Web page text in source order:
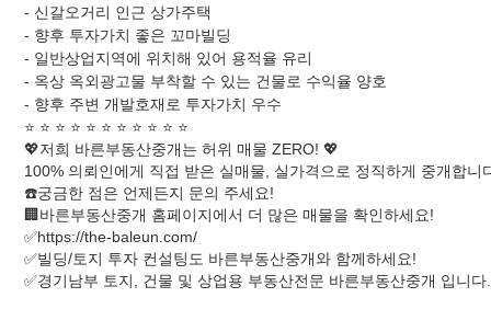
- 신갈오거리 인근 상가주택
- 향후 투자가치 좋은 꼬마빌딩
- 일반상업지역에 위치해 있어 용적율 유리
- 옥상 옥외광고물 부착할 수 있는 건물로 수익율 양호
- 향후 주변 개발호재로 투자가치 우수
⭐️ ⭐️ ⭐️ ⭐️ ⭐️ ⭐️ ⭐️ ⭐️ ⭐️ ⭐️ ⭐️
💖저희 바른부동산중개는 허위 매물 ZERO! 💖
100% 의뢰인에게 직접 받은 실매물, 실가격으로 정직하게 중개합니
☎️궁금한 점은 언제든지 문의 주세요!
🏢바른부동산중개 홈페이지에서 더 많은 매물을 확인하세요!
✅https://the-baleun.com/
✅빌딩/토지 투자 컨설팅도 바른부동산중개와 함께하세요!
✅경기남부 토지, 건물 및 상업용 부동산전문 바른부동산중개 입니다.